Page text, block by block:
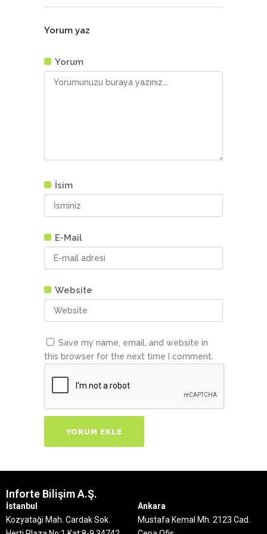
Yorum yaz
Yorum
İsim
E-Mail
Website
Save my name, email, and website in
this browser for the next time I comment.
Inforte Bilişim A.Ş.
İstanbul
Kozyataği Mah. Cardak Sok.
Ankara
Mustafa Kemal Mh. 2123 Cad.